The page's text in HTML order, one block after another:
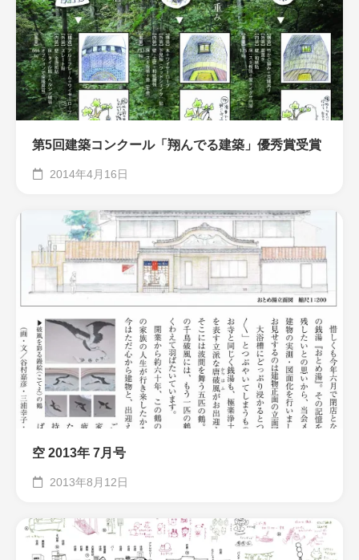
第5回建築コンクール「翔んでる建築」優秀賞受賞
2014年4月16日
空 2013年 7月号
2013年8月12日